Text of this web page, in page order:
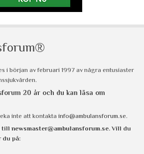
i början av februari 1997 av några entusiaster
20 år och du kan läsa om
inte att kontakta info@ambulansforum.se.
till newsmaster@ambulansforum.se. Vill du
du på: